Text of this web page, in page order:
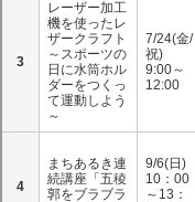
3
レーザー加工
機を使ったレ
ザークラフト
～スポーツの
日に水筒ホル
ダーをつくっ
て運動しよう
～
7/24(金/
祝)
9:00～
12:00
4
まちあるき連
続講座「五稜
郭をブラブラ
9/6(日)
10：00
～13：